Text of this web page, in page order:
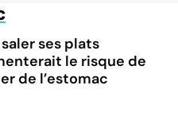
ses plats
le risque de
de l’estomac